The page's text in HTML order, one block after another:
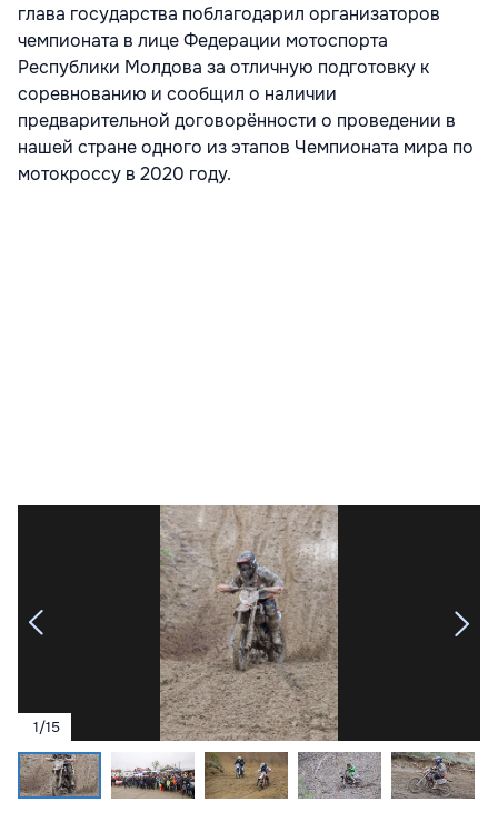
глава государства поблагодарил организаторов
чемпионата в лице Федерации мотоспорта
Республики Молдова за отличную подготовку к
соревнованию и сообщил о наличии
предварительной договорённости о проведении в
нашей стране одного из этапов Чемпионата мира по
мотокроссу в 2020 году.
1/15